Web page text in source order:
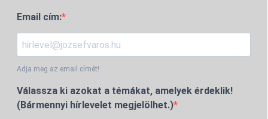
Email cím:
Adja meg az email címét!
Válassza ki azokat a témákat, amelyek érdeklik!
(Bármennyi hírlevelet megjelölhet.)